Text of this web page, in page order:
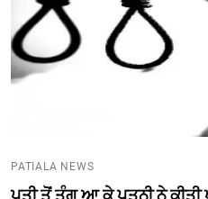
PATIALA NEWS
ਪਤੀ ਤੋਂ ਤੰਗ ਆ ਕੇ ਪਤਨੀ ਨੇ ਕੀਤੀ